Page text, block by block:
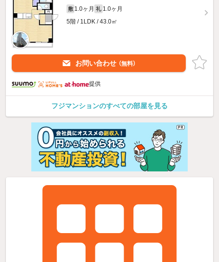
敷 1.0ヶ月 礼 1.0ヶ月
5階 / 1LDK / 43.0㎡
お問い合わせ （無料）
提供
フジマンションのすべての部屋を見る